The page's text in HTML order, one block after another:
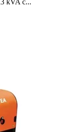
kVA с...